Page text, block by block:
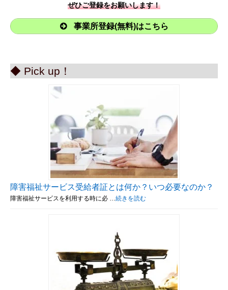
ぜひご登録をお願いします！
事業所登録(無料)はこちら
◆ Pick up！
障害福祉サービス受給者証とは何か？いつ必要なのか？
障害福祉サービスを利用する時に必 … 続きを読む